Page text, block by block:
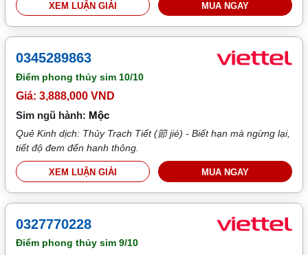
XEM LUẬN GIẢI MUA NGAY
0345289863
Điểm phong thủy sim 10/10
Giá: 3,888,000 VND
Sim ngũ hành: Mộc
Quẻ Kinh dịch: Thủy Trạch Tiết (節 jié) - Biết hạn mà ngừng lại,
tiết độ đem đến hanh thông.
XEM LUẬN GIẢI MUA NGAY
0327770228
Điểm phong thủy sim9/10